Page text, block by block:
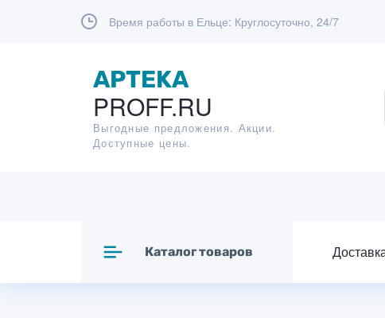
Время работы в Ельце: Круглосуточно, 24/7
APTEKA
PROFF.RU
Выгодные предложения. Акции.
Доступные цены.
Каталог товаров